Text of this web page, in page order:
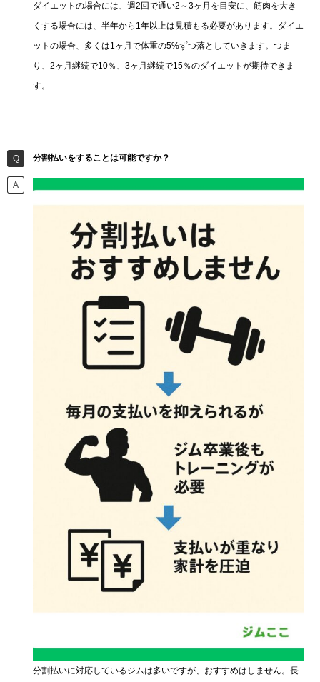
ダイエットの場合には、週2回で通い2～3ヶ月を目安に、筋肉を大き
くする場合には、半年から1年以上は見積もる必要があります。ダイエ
ットの場合、多くは1ヶ月で体重の5%ずつ落としていきます。つま
り、2ヶ月継続で10％、3ヶ月継続で15％のダイエットが期待できま
す。
分割払いをすることは可能ですか？
分割払いに対応しているジムは多いですが、おすすめはしません。長